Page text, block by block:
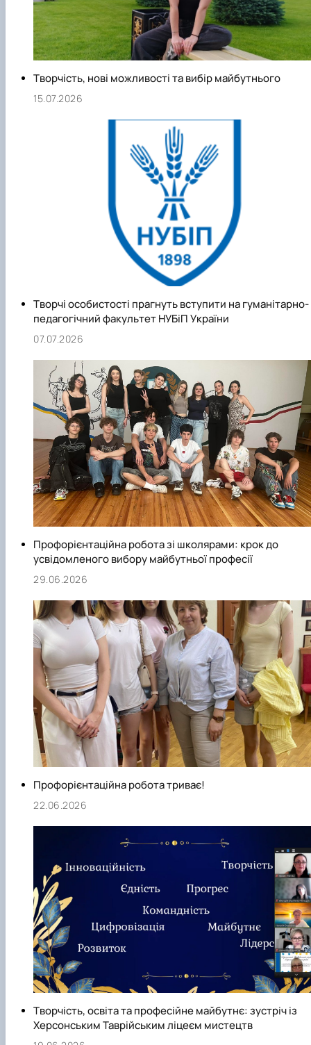
Творчість, нові можливості та вибір майбутнього
15.07.2026
Творчі особистості прагнуть вступити на гуманітарно-
педагогічний факультет НУБіП України
07.07.2026
Профорієнтаційна робота зі школярами: крок до
усвідомленого вибору майбутньої професії
29.06.2026
Профорієнтаційна робота триває!
22.06.2026
Творчість, освіта та професійне майбутнє: зустріч із
Херсонським Таврійським ліцеєм мистецтв